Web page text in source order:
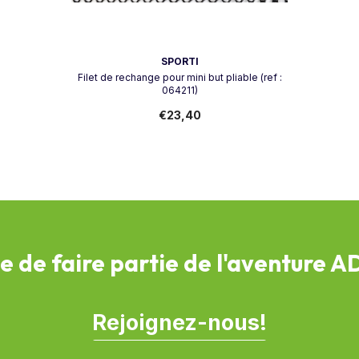
SPORTI
Filet de rechange pour mini but pliable (ref :
064211)
€23,40
de faire partie de l'aventure
Rejoignez-nous!